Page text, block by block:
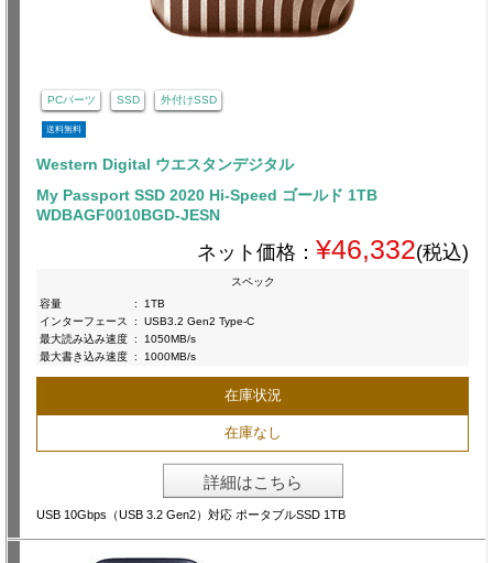
PCパーツ SSD 外付けSSD
送料無料
Western Digital ウエスタンデジタル
My Passport SSD 2020 Hi-Speed ゴールド 1TB
WDBAGF0010BGD-JESN
ネット価格： ¥46,332(税込)
スペック
容量
:
1TB
インターフェース
:
USB3.2 Gen2 Type-C
最大読み込み速度 :
1050MB/s
最大書き込み速度 : 1000MB/s
在庫状況
在庫なし
詳細はこちら
USB 10Gbps（USB 3.2 Gen2）対応 ポータブルSSD 1TB